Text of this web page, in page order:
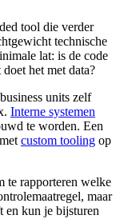
tool die verder
technische
lat: is de code
het met data?
units zelf
Interne systemen
te worden. Een
custom tooling op
te rapporteren welke
maar
en kun je bijsturen